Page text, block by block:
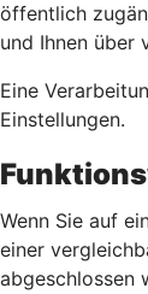
öffentlich
und Ihnen über
Eine
Einstellungen.
Wenn Sie auf
einer
abgeschlossen